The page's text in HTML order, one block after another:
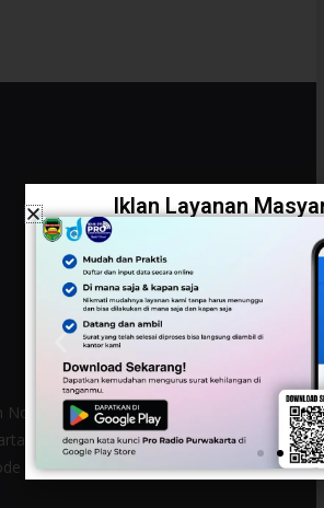
No. 80, Kelurahan Purwamekar,
Kabupaten Purwakarta, Provinsi Jawa
Pos 41119.
Iklan Layanan